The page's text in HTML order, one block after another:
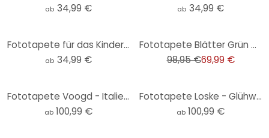
ab 34,99 € ab 34,99 €
Fototapete für das Kinderzimmer - Unterwasser-Abenteuer mit Meerestieren - Oliver Robins - Rund - Se
ab 34,99 €
Fototapete Blätter Grün Weiß - Vliestapete mit Aquarellmotiv für Wohnzimmer & Schlafzimmer
98,95 €69,99 €
Fototapete Voogd - Italienische Landschaft mit Schirmkiefern
ab 100,99 €
Fototapete Loske - Glühwürmchen
ab 100,99 €